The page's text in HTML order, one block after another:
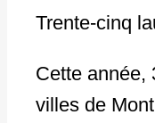
Trente-cinq
Cette année,
villes de